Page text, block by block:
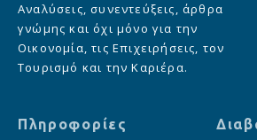
Αναλύσεις, συνεντεύξεις, άρθρα
γνώμης και όχι μόνο για την
Οικονομία, τις Επιχειρήσεις, τον
Τουρισμό και την Καριέρα.
Πληροφορίες